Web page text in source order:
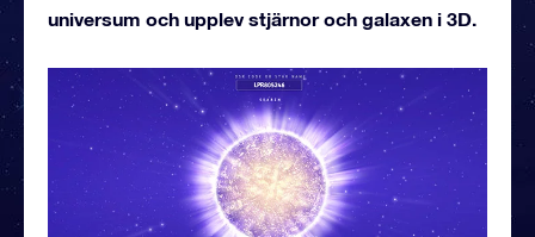
universum och upplev stjärnor och galaxen i 3D.